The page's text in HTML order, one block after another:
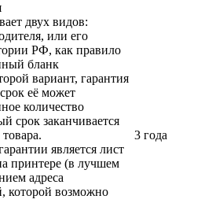
двух видов:
или его
РФ, как правило
бланк
вариант, гарантия
её может
количество
срок заканчивается
является лист
принтере (в лучшем
адреса
которой возможно
3 года